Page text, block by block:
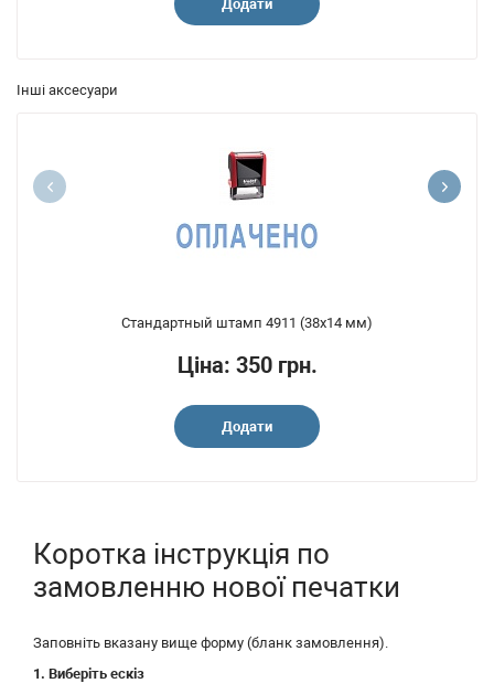
Додати
Інші аксесуари
Стандартный штамп 4911 (38x14 мм)
Ціна: 350 грн.
Додати
Коротка інструкція по
замовленню нової печатки
Заповніть вказану вище форму (бланк замовлення).
1. Виберіть ескіз